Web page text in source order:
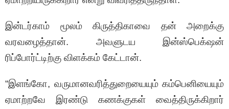
இன்டர்காம் மூலம் கிருத்திகாவை தன் அறைக்கு
வரவழைத்தான். அவளுடய இன்ஸ்பெக்‌ஷன்
ரிப்போர்ட்டிற்கு விளக்கம் கேட்டான்.
“இளங்கோ, வருமானவரித்துறையையும் கம்பெனியையும்
ஏமாற்றவே இரண்டு கணக்குகள் வைத்திருக்கிறார்